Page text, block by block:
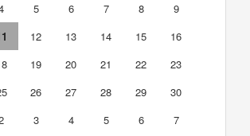
5 6 7 8
9
12 13 14 15
16
19 20 21 22
23
26 27 28 29
30
3 4 5 6 7